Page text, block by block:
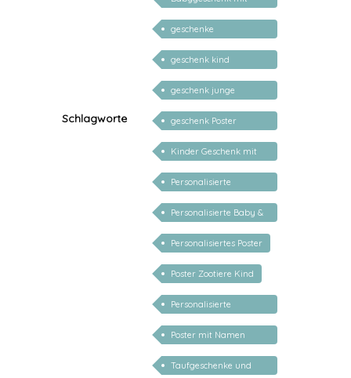
Schlagworte
Name
geschenke
personalisiert kinder
geschenk kind
personalisiert
geschenk junge
mädchen
geschenk Poster
personalisiert mädchen
Kinder Geschenk mit
Namen
Personalisierte
Babygeschenke
Personalisierte Baby &
Kind Geschenke
Personalisiertes Poster
Poster Zootiere Kind
Personalisierte
Namensbilder
Poster mit Namen
Geburtsdatum
Taufgeschenke und